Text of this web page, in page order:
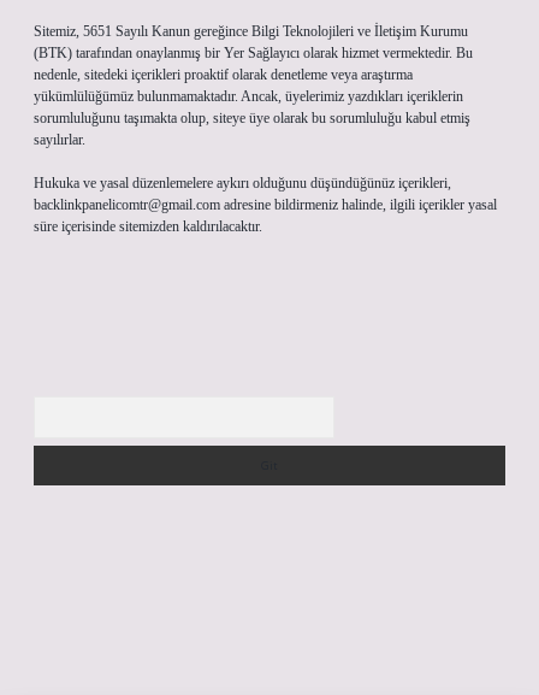
Sitemiz, 5651 Sayılı Kanun gereğince Bilgi Teknolojileri ve İletişim Kurumu
(BTK) tarafından onaylanmış bir Yer Sağlayıcı olarak hizmet vermektedir. Bu
nedenle, sitedeki içerikleri proaktif olarak denetleme veya araştırma
yükümlülüğümüz bulunmamaktadır. Ancak, üyelerimiz yazdıkları içeriklerin
sorumluluğunu taşımakta olup, siteye üye olarak bu sorumluluğu kabul etmiş
sayılırlar.
Hukuka ve yasal düzenlemelere aykırı olduğunu düşündüğünüz içerikleri,
backlinkpanelicomtr@gmail.com adresine bildirmeniz halinde, ilgili içerikler yasal
süre içerisinde sitemizden kaldırılacaktır.